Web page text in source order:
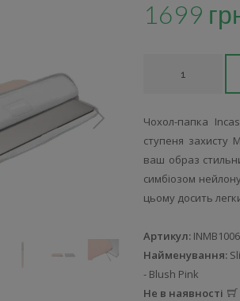
1699
Чохол-папка
ступеня захисту
ваш образ
симбіозом
цьому досить
Артикул:
Найменування:
- Blush Pink
Не в наявності